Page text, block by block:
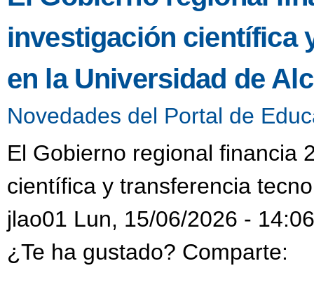
investigación científica
en la Universidad de
Novedades del Portal de
El Gobierno regional financia
científica y transferencia
jlao01 Lun, 15/06/2026 - 14:06
¿Te ha gustado? Comparte: